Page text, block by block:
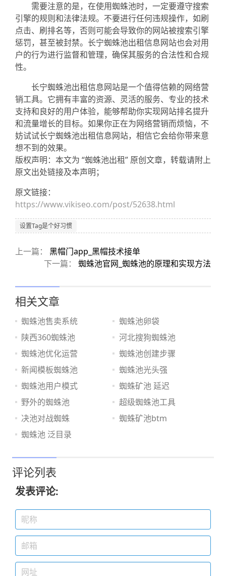
需要注意的是，在使用蜘蛛池时，一定要遵守搜索
引擎的规则和法律法规。不要进行任何违规操作，如刷
点击、刷排名等，否则可能会导致你的网站被搜索引擎
惩罚，甚至被封禁。长宁蜘蛛池出租信息网站也会对用
户的行为进行监督和管理，确保其服务的合法性和合规
性。
长宁蜘蛛池出租信息网站是一个值得信赖的网络营
销工具。它拥有丰富的资源、灵活的服务、专业的技术
支持和良好的用户体验，能够帮助你实现网站排名提升
和流量增长的目标。如果你正在为网络营销而烦恼，不
妨试试长宁蜘蛛池出租信息网站，相信它会给你带来意
想不到的效果。
版权声明：本文为 “蜘蛛池出租” 原创文章，转载请附上
原文出处链接及本声明；
原文链接：
https://www.vikiseo.com/post/52638.html
设置Tag是个好习惯
上一篇：
黑帽门app_黑帽技术接单
下一篇：
蜘蛛池官网_蜘蛛池的原理和实现方法
相关文章
蜘蛛池售卖系统
蜘蛛池卵袋
陕西360蜘蛛池
河北搜狗蜘蛛池
蜘蛛池优化运营
蜘蛛池创建步骤
新闻模板蜘蛛池
蜘蛛池光头强
蜘蛛池用户模式
蜘蛛矿池 延迟
野外的蜘蛛池
超级蜘蛛池工具
决池对战蜘蛛
蜘蛛矿池btm
蜘蛛池 泛目录
评论列表
发表评论: